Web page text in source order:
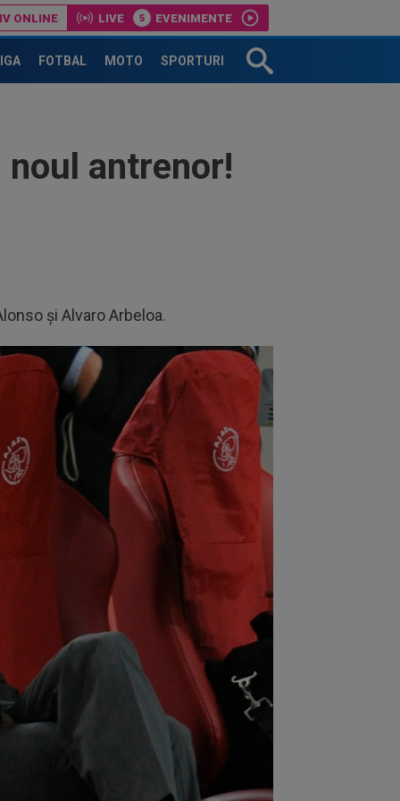
ONLINE LIVE EVENIMENTE
FOTBAL MOTO SPORTURI
antrenor!
și Alvaro Arbeloa.
EXCLUSIV
Rapid a dat lovitura!
Angelescu a anunțat transferul:
bun"
OFICIAL
Surpriză! Kevin
a semnat: ”Nu am putut rata
Rușii îl provoacă pe David
înaintea Europenelor: ”Va pierde